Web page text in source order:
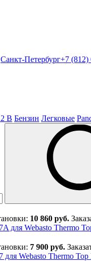
Санкт-Петербург+7 (812)
В Бензин Легковые
10 860 руб.
для Webasto Thermo
7 900 руб.
для Webasto Thermo Top